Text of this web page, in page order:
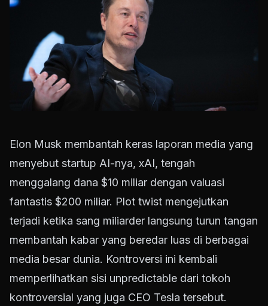
Elon Musk membantah keras laporan media yang
menyebut startup AI-nya, xAI, tengah
menggalang dana $10 miliar dengan valuasi
fantastis $200 miliar. Plot twist mengejutkan
terjadi ketika sang miliarder langsung turun tangan
membantah kabar yang beredar luas di berbagai
media besar dunia. Kontroversi ini kembali
memperlihatkan sisi unpredictable dari tokoh
kontroversial yang juga CEO Tesla tersebut.